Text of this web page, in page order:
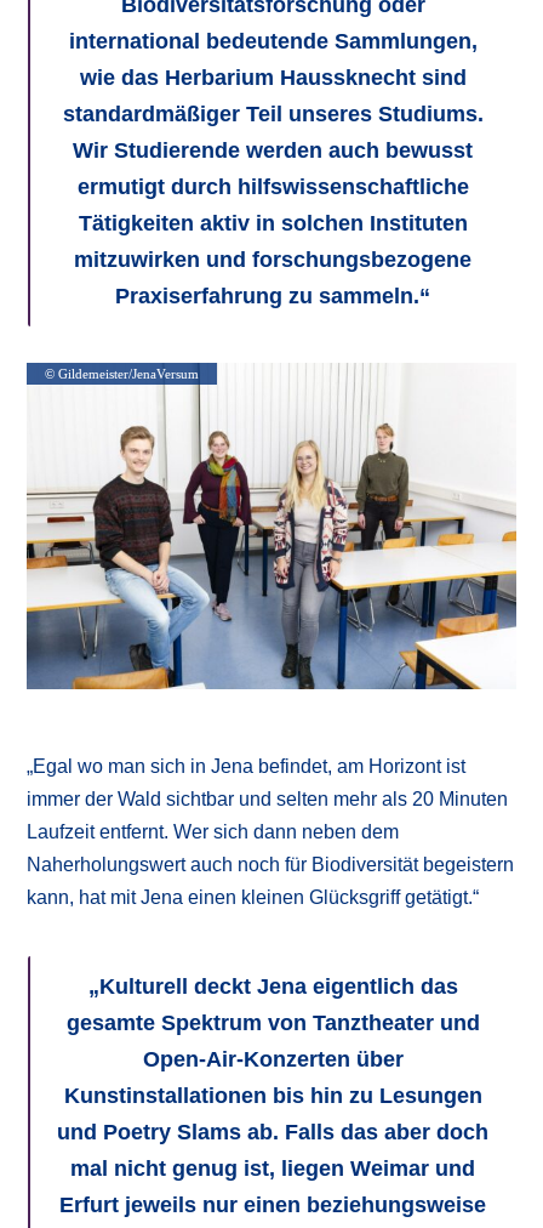
international bedeutende Sammlungen,
wie das Herbarium Haussknecht sind
standardmäßiger Teil unseres Studiums.
Wir Studierende werden auch bewusst
ermutigt durch hilfswissenschaftliche
Tätigkeiten aktiv in solchen Instituten
mitzuwirken und forschungsbezogene
Praxiserfahrung zu sammeln.“
© Gildemeister/JenaVersum
© Gildemeister/JenaVersum
„Egal wo man sich in Jena befindet, am Horizont ist
immer der Wald sichtbar und selten mehr als 20 Minuten
Laufzeit entfernt. Wer sich dann neben dem
Naherholungswert auch noch für Biodiversität begeistern
kann, hat mit Jena einen kleinen Glücksgriff getätigt.“
„Kulturell deckt Jena eigentlich das
gesamte Spektrum von Tanztheater und
Open-Air-Konzerten über
Kunstinstallationen bis hin zu Lesungen
und Poetry Slams ab. Falls das aber doch
mal nicht genug ist, liegen Weimar und
Erfurt jeweils nur einen beziehungsweise